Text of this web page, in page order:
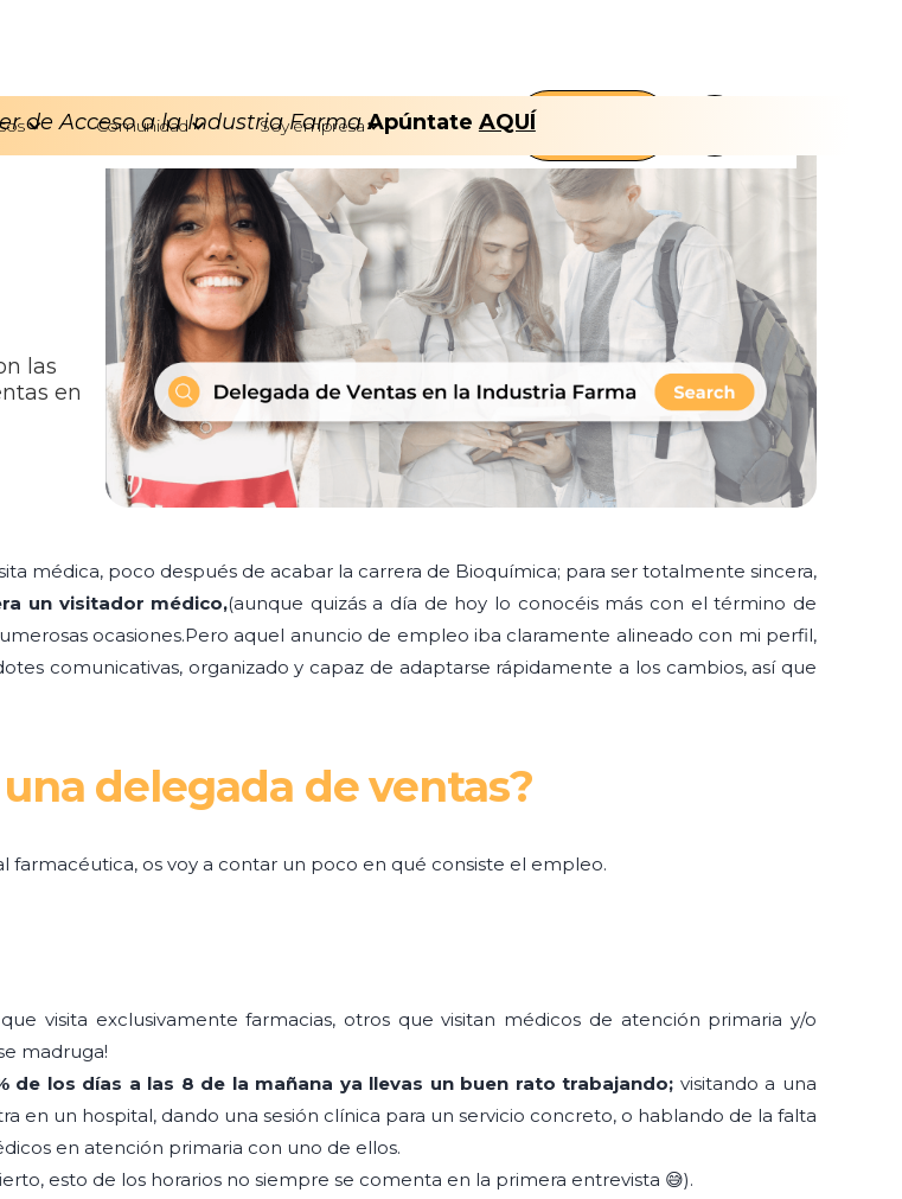
de Acceso a la Industria FarmaApúntate AQUÍ
Comunidad Soy empresa Nosotros
las
en
médica, poco después de acabar la carrera de Bioquímica; para ser totalmente sincera,
un visitador médico,(aunque quizás a día de hoy lo conocéis más con el término de
ocasiones.Pero aquel anuncio de empleo iba claramente alineado con mi perfil,
comunicativas, organizado y capaz de adaptarse rápidamente a los cambios, así que
delegada de ventas?
os voy a contar un poco en qué consiste el empleo.
visita exclusivamente farmacias, otros que visitan médicos de atención primaria y/o
madruga!
de los días a las 8 de la mañana ya llevas un buen rato trabajando; visitando a una
en un hospital, dando una sesión clínica para un servicio concreto, o hablando de la falta
en atención primaria con uno de ellos.
esto de los horarios no siempre se comenta en la primera entrevista 😅).